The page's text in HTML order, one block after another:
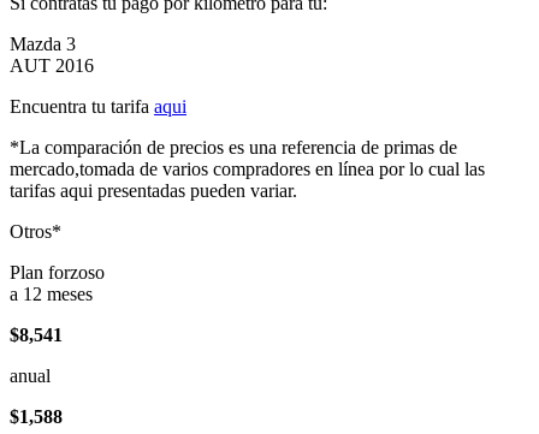
Mazda 3
AUT 2016
Encuentra tu tarifa aqui
*La comparación de precios es una referencia de primas de
mercado,tomada de varios compradores en línea por lo cual las
tarifas aqui presentadas pueden variar.
Otros*
Plan forzoso
a 12 meses
$8,541
anual
$1,588